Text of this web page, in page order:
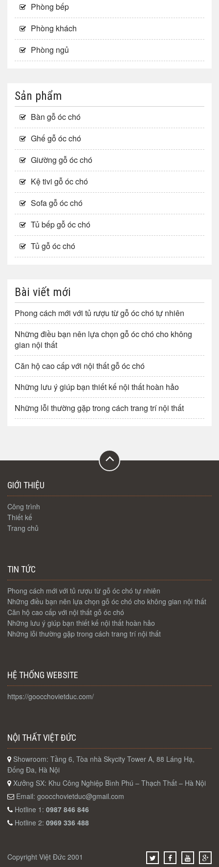
Phòng bếp
Phòng khách
Phòng ngủ
Sản phẩm
Bàn gỗ óc chó
Ghế gỗ óc chó
Giường gỗ óc chó
Kệ tivi gỗ óc chó
Sofa gỗ óc chó
Tủ bếp gỗ óc chó
Tủ gỗ óc chó
Bài viết mới
Phong cách mới với tủ rượu từ gỗ óc chó tự nhiên
Những điều bạn nên lựa chọn gỗ óc chó cho không
gian nội thất
Căn hộ cao cấp với nội thất gỗ óc chó
Những lưu ý giúp bạn thiết kế nội thất hoàn hảo
Những lỗi thường gặp trong cách trang trí nội thất
GIỚI THIỆU
Công trình
Thiết kế
Trang chủ
TIN TỨC
Phong cách mới với tủ rượu từ gỗ óc chó tự nhiên
Những điều bạn nên lựa chọn gỗ óc chó cho không gian nội thất
Căn hộ cao cấp với nội thất gỗ óc chó
Những lưu ý giúp bạn thiết kế nội thất hoàn hảo
Những lỗi thường gặp trong cách trang trí nội thất
HỆ THỐNG WEBSITE
https://goocchovietduc.com/
NỘI THẤT VIỆT ĐỨC
Showroom: Tầng 6, Tòa nhà Skycity Tower A, 88 Láng Hạ,
Đống Đa, Hà Nội
Xưởng SX: Khu Công Nghiệp Bình Phú – Thạch Thất – Hà Nội
Email: goocchovietduc@gmail.com
Hotline 1: 0987 846 846
Hotline 2: 0969 336 488
Copyright Việt Đức 2001